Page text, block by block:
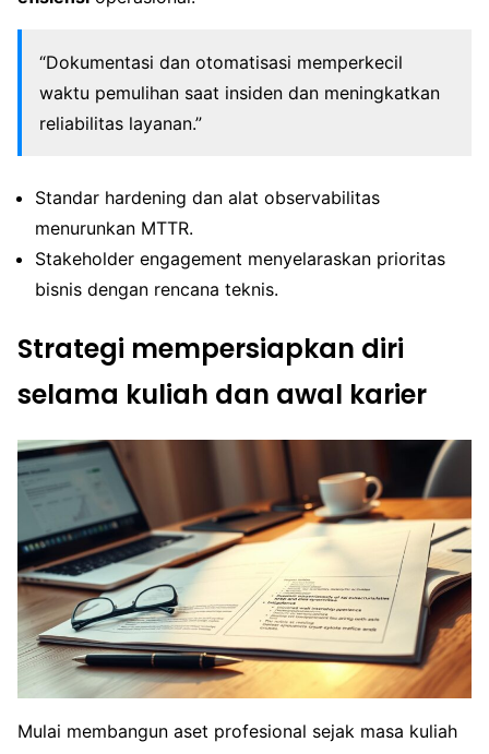
“Dokumentasi dan otomatisasi memperkecil
waktu pemulihan saat insiden dan meningkatkan
reliabilitas layanan.”
Standar hardening dan alat observabilitas
menurunkan MTTR.
Stakeholder engagement menyelaraskan prioritas
bisnis dengan rencana teknis.
Strategi mempersiapkan diri
selama kuliah dan awal karier
Mulai membangun aset profesional sejak masa kuliah